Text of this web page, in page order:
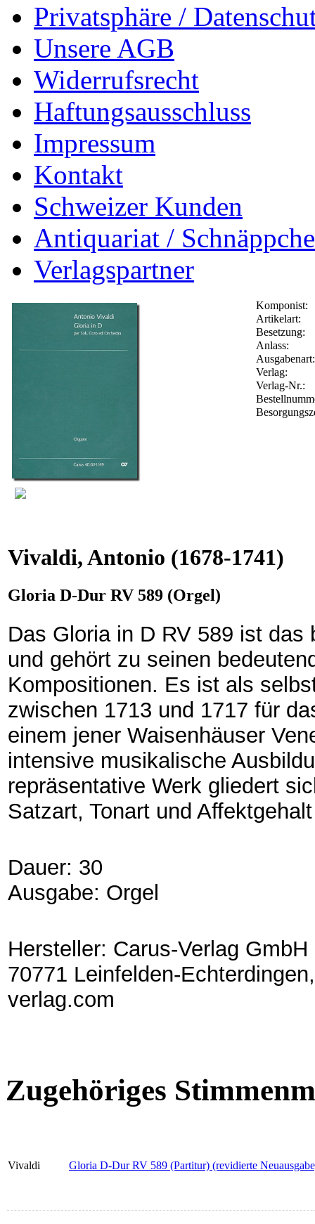
Privatsphäre /
Unsere AGB
Widerrufsrecht
Haftungsausschluss
Impressum
Kontakt
Schweizer Kunden
Antiquariat /
Verlagspartner
Komponist:
Artikelart:
Besetzung:
Anlass:
Ausgabenart:
Verlag:
Verlag-Nr.:
Vivaldi, Antonio (1678-1741)
Gloria D-Dur RV 589 (Orgel)
Das Gloria in D RV 589 ist
und gehört zu seinen
Kompositionen. Es ist als
zwischen 1713 und 1717 für
einem jener Waisenhäuser
intensive musikalische
repräsentative Werk gliedert
Satzart, Tonart und
Dauer: 30
Ausgabe: Orgel
Hersteller: Carus-Verlag
70771 Leinfelden-
verlag.com
Zugehöriges
Vivaldi Gloria D-Dur RV 589 (Partitur) (revidierte